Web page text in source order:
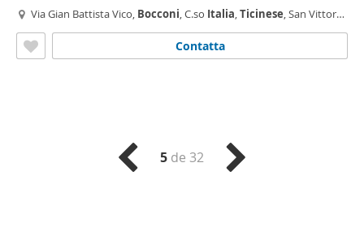
Via Gian Battista Vico, Bocconi, C.so Italia,Ticinese, San Vittore,
Contatta
5 de 32